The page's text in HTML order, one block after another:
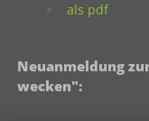
als pdf
Neuanmeldung
wecken":